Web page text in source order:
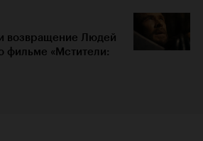
возвращение Людей
фильме «Мстители: